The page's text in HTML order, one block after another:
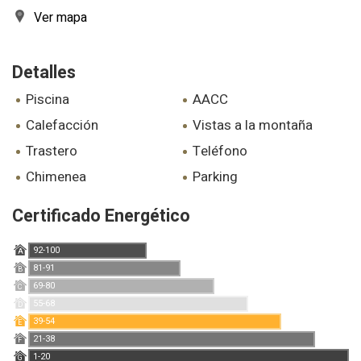
Ver mapa
Detalles
piscina
AACC
calefacción
vistas a la montaña
trastero
teléfono
chimenea
parking
Certificado Energético
A 92-100
B 81-91
C 69-80
D 55-68
E 39-54
F 21-38
G 1-20